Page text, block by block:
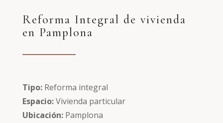
Reforma Integral de vivienda
en Pamplona
Tipo:Reforma integral
Espacio:Vivienda particular
Ubicación:Pamplona